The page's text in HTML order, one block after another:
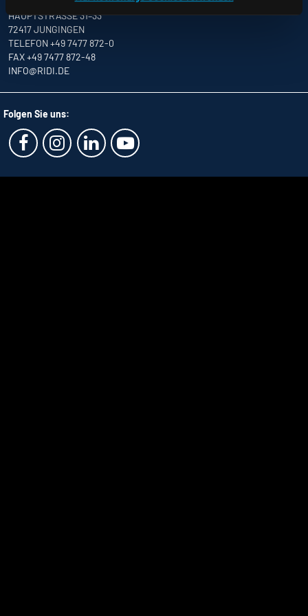
HAUPTSTRASSE 31–33
72417 JUNGINGEN
TELEFON +49 7477 872-0
FAX +49 7477 872-48
INFO@RIDI.DE
Folgen Sie uns: